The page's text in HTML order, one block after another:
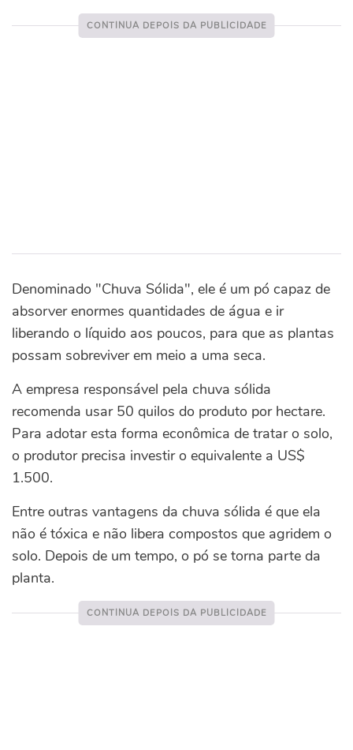
Denominado "Chuva Sólida", ele é um pó capaz de
absorver enormes quantidades de água e ir
liberando o líquido aos poucos, para que as plantas
possam sobreviver em meio a uma seca.
A empresa responsável pela chuva sólida
recomenda usar 50 quilos do produto por hectare.
Para adotar esta forma econômica de tratar o solo,
o produtor precisa investir o equivalente a US$
1.500.
Entre outras vantagens da chuva sólida é que ela
não é tóxica e não libera compostos que agridem o
solo. Depois de um tempo, o pó se torna parte da
planta.